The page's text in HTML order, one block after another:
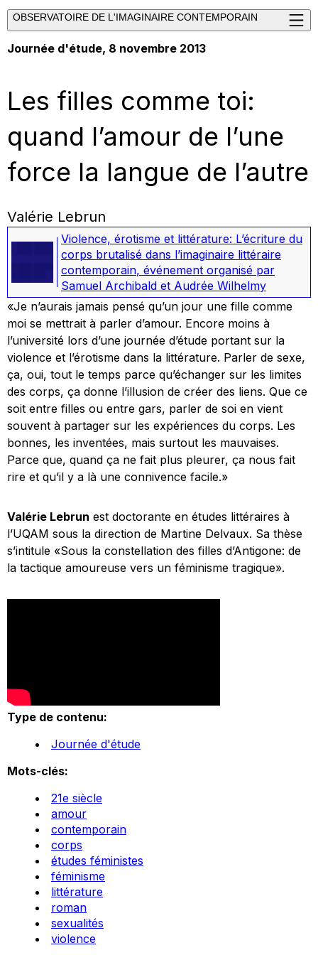
OBSERVATOIRE DE L'IMAGINAIRE CONTEMPORAIN
Journée d'étude, 8 novembre 2013
Les filles comme toi:
quand l’amour de l’une
force la langue de l’autre
Valérie Lebrun
Violence, érotisme et littérature: L’écriture du
corps brutalisé dans l’imaginaire littéraire
contemporain, événement organisé par
Samuel Archibald et Audrée Wilhelmy
«Je n’aurais jamais pensé qu’un jour une fille comme
moi se mettrait à parler d’amour. Encore moins à
l’université lors d’une journée d’étude portant sur la
violence et l’érotisme dans la littérature. Parler de sexe,
ça, oui, tout le temps parce qu’échanger sur les limites
des corps, ça donne l’illusion de créer des liens. Que ce
soit entre filles ou entre gars, parler de soi en vient
souvent à partager sur les expériences du corps. Les
bonnes, les inventées, mais surtout les mauvaises.
Parce que, quand ça ne fait plus pleurer, ça nous fait
rire et qu’il y a là une connivence facile.»
Valérie Lebrun est doctorante en études littéraires à
l’UQAM sous la direction de Martine Delvaux. Sa thèse
s’intitule «Sous la constellation des filles d’Antigone: de
la tactique amoureuse vers un féminisme tragique».
Type de contenu:
Journée d'étude
Mots-clés:
21e siècle
amour
contemporain
corps
études féministes
féminisme
littérature
roman
sexualités
violence